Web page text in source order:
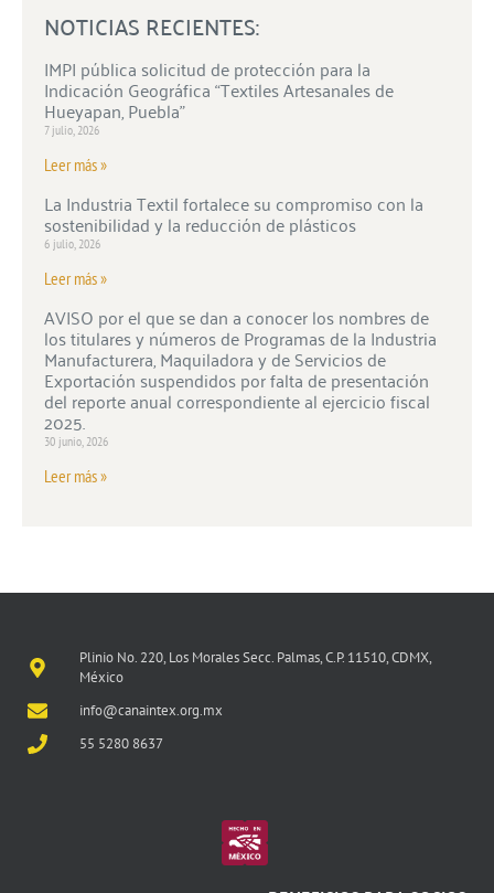
NOTICIAS RECIENTES:
IMPI pública solicitud de protección para la
Indicación Geográfica “Textiles Artesanales de
Hueyapan, Puebla”
7 julio, 2026
Leer más »
La Industria Textil fortalece su compromiso con la
sostenibilidad y la reducción de plásticos
6 julio, 2026
Leer más »
AVISO por el que se dan a conocer los nombres de
los titulares y números de Programas de la Industria
Manufacturera, Maquiladora y de Servicios de
Exportación suspendidos por falta de presentación
del reporte anual correspondiente al ejercicio fiscal
2025.
30 junio, 2026
Leer más »
Plinio No. 220, Los Morales Secc. Palmas, C.P. 11510, CDMX,
México
info@canaintex.org.mx
55 5280 8637